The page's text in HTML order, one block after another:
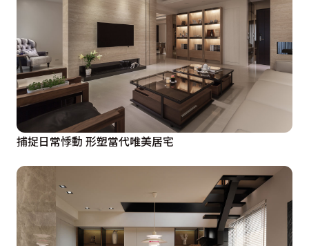
捕捉日常悸動 形塑當代唯美居宅